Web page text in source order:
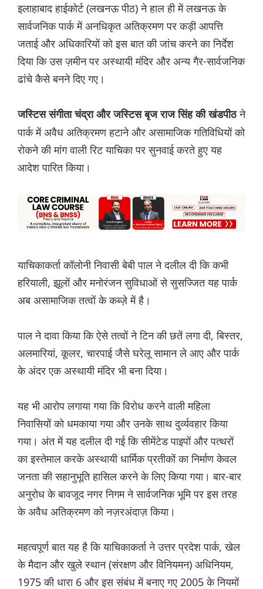
इलाहाबाद हाईकोर्ट (लखनऊ पीठ) ने हाल ही में लखनऊ के
सार्वजनिक पार्क में अनधिकृत अतिक्रमण पर कड़ी आपत्ति
जताई और अधिकारियों को इस बात की जांच करने का निर्देश
दिया कि उस ज़मीन पर अस्थायी मंदिर और अन्य गैर-सार्वजनिक
ढांचे कैसे बनने दिए गए।
जस्टिस संगीता चंद्रा और जस्टिस बृज राज सिंह की खंडपीठने
पार्क में अवैध अतिक्रमण हटाने और असामाजिक गतिविधियों को
रोकने की मांग वाली रिट याचिका पर सुनवाई करते हुए यह
आदेश पारित किया।
याचिकाकर्ता कॉलोनी निवासी बेबी पाल ने दलील दी कि कभी
हरियाली, झूलों और मनोरंजन सुविधाओं से सुसज्जित यह पार्क
अब असामाजिक तत्वों के कब्ज़े में है।
पाल ने दावा किया कि ऐसे तत्वों ने टिन की छतें लगा दी, बिस्तर,
अलमारियां, कूलर, चारपाई जैसे घरेलू सामान ले आए और पार्क
के अंदर एक अस्थायी मंदिर भी बना दिया।
यह भी आरोप लगाया गया कि विरोध करने वाली महिला
निवासियों को धमकाया गया और उनके साथ दुर्व्यवहार किया
गया। अंत में यह दलील दी गई कि सीमेंटेड पाइपों और पत्थरों
का इस्तेमाल करके अस्थायी धार्मिक प्रतीकों का निर्माण केवल
जनता की सहानुभूति हासिल करने के लिए किया गया। बार-बार
अनुरोध के बावजूद नगर निगम ने सार्वजनिक भूमि पर इस तरह
के अवैध अतिक्रमण को नज़रअंदाज़ किया।
महत्वपूर्ण बात यह है कि याचिकाकर्ता ने उत्तर प्रदेश पार्क, खेल
के मैदान और खुले स्थान (संरक्षण और विनियमन) अधिनियम,
1975 की धारा 6 और इस संबंध में बनाए गए 2005 के नियमों